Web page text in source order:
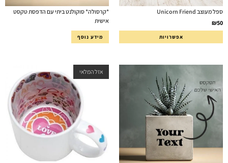
ספל מעוצב Unicorn Friend
₪50
אפשרויות
*קרסולה* סוקולנט ביתי עם הדפסת טקסט
אישית
מידע נוסף
אזל המלאי